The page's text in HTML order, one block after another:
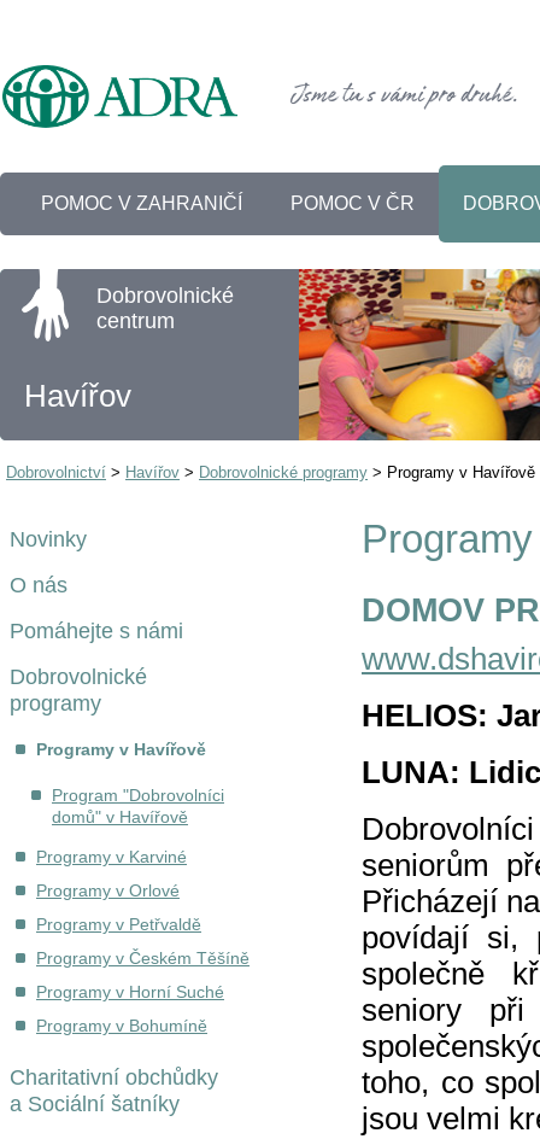
POMOC V ZAHRANIČÍ POMOC V ČR
Dobrovolnické
centrum
Havířov
Dobrovolnictví > Havířov > Dobrovolnické programy > Programy v Havířově
Novinky
O nás
Pomáhejte s námi
Dobrovolnické
programy
Programy v Havířově
Program "Dobrovolníci
domů" v Havířově
Programy v Karviné
Programy v Orlové
Programy v Petřvaldě
Programy v Českém Těšíně
Programy v Horní Suché
Programy v Bohumíně
Charitativní obchůdky
a Sociální šatníky
DOMOV
HELIOS:
LUNA:
seniorům
Přicházejí
povídají si,
společně
seniory
toho, co
jsou velmi